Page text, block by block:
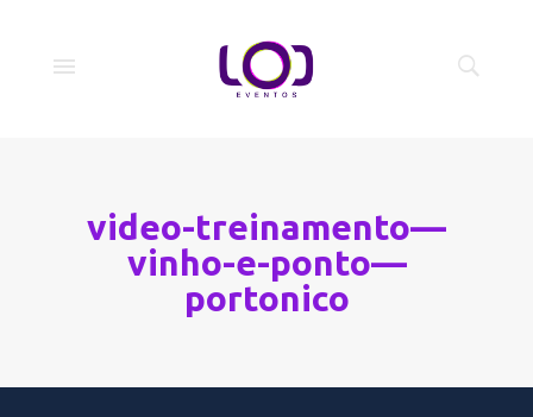
video-treinamento—
vinho-e-ponto—
portonico